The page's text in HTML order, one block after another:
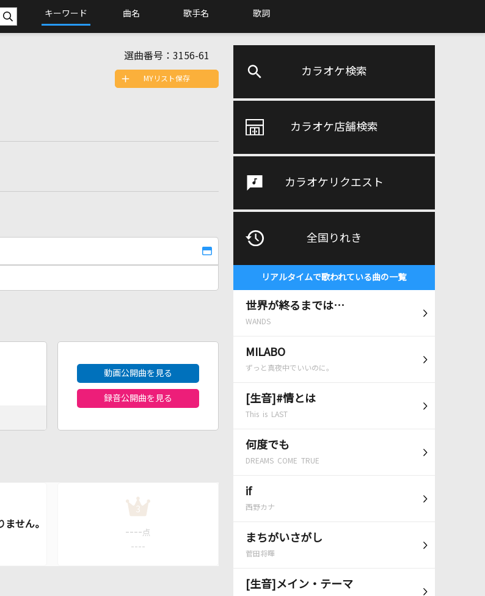
キーワード 曲名 歌手名 歌詞
カラオケ検索
カラオケ店舗検索
カラオケリクエスト
全国りれき
リアルタイムで歌われている曲の一覧
世界が終るまでは…
WANDS
MILABO
ずっと真夜中でいいのに。
[生音]#情とは
This is LAST
何度でも
DREAMS COME TRUE
if
西野カナ
まちがいさがし
菅田将暉
[生音]メイン・テーマ
選曲番号： 3156-61
MYリスト保存
動画公開曲を見る
録音公開曲を見る
3
---- 点
----